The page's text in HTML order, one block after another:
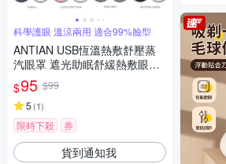
科學護眼 溫涼兩用 適合99%臉型
ANTIAN USB恆溫熱敷舒壓蒸
汽眼罩 遮光助眠舒緩熱敷眼罩
冰絲+暖棉 溫涼雙面睡眠眼罩
$95 $99
5 (1)
限時下殺 券
貨到通知我